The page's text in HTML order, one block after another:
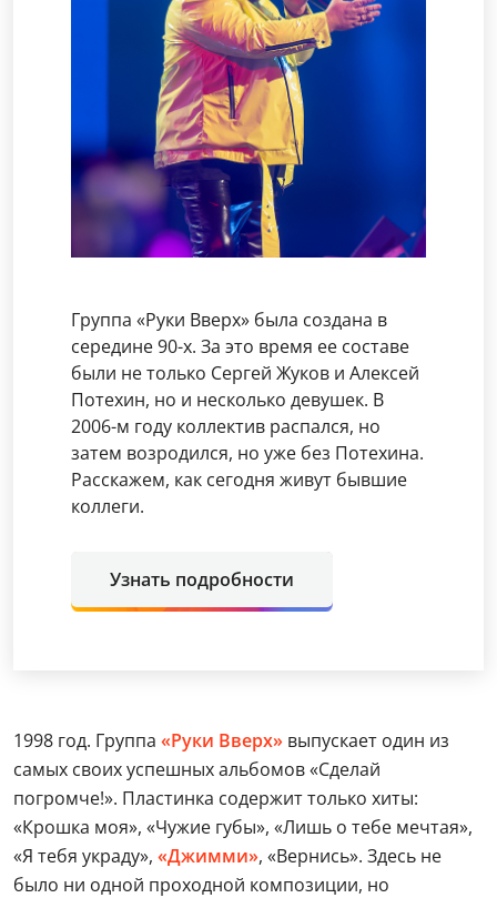
Группа «Руки Вверх» была создана в
середине 90-х. За это время ее составе
были не только Сергей Жуков и Алексей
Потехин, но и несколько девушек. В
2006-м году коллектив распался, но
затем возродился, но уже без Потехина.
Расскажем, как сегодня живут бывшие
коллеги.
Узнать подробности
1998 год. Группа «Руки Вверх» выпускает один из
самых своих успешных альбомов «Сделай
погромче!». Пластинка содержит только хиты:
«Крошка моя», «Чужие губы», «Лишь о тебе мечтая»,
«Я тебя украду», «Джимми», «Вернись». Здесь не
было ни одной проходной композиции, но